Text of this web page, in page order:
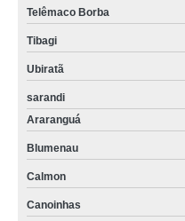
Telêmaco Borba
Tibagi
Ubiratã
sarandi
Araranguá
Blumenau
Calmon
Canoinhas